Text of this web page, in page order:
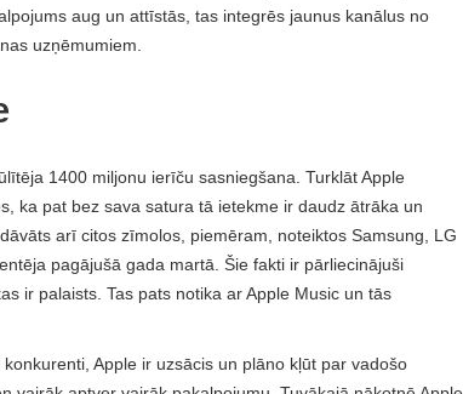
aug un attīstās, tas integrēs jaunus kanālus no
uzņēmumiem.
1400 miljonu ierīču sasniegšana. Turklāt Apple
ka pat bez sava satura tā ietekme ir daudz ātrāka un
arī citos zīmolos, piemēram, noteiktos Samsung, LG
pagājušā gada martā. Šie fakti ir pārliecinājuši
ir palaists. Tas pats notika ar Apple Music un tās
Apple ir uzsācis un plāno kļūt par vadošo